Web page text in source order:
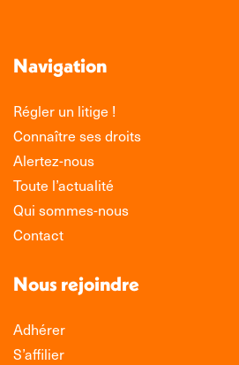
Navigation
Régler un litige !
Connaître ses droits
Alertez-nous
Toute l’actualité
Qui sommes-nous
Contact
Nous rejoindre
Adhérer
S’affilier